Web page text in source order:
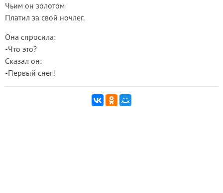
Чьим он золотом
Платил за свой ночлег.
Она спросила:
-Что это?
Сказал он:
-Первый снег!